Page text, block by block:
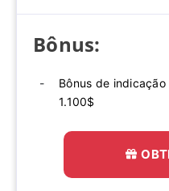
Bônus:
Bônus de
1.100$